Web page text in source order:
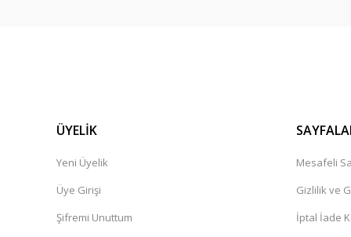
ÜYELİK
Yeni Üyelik
Üye Girişi
Şifremi Unuttum
Mesafeli
Gizlilik ve
İptal İade